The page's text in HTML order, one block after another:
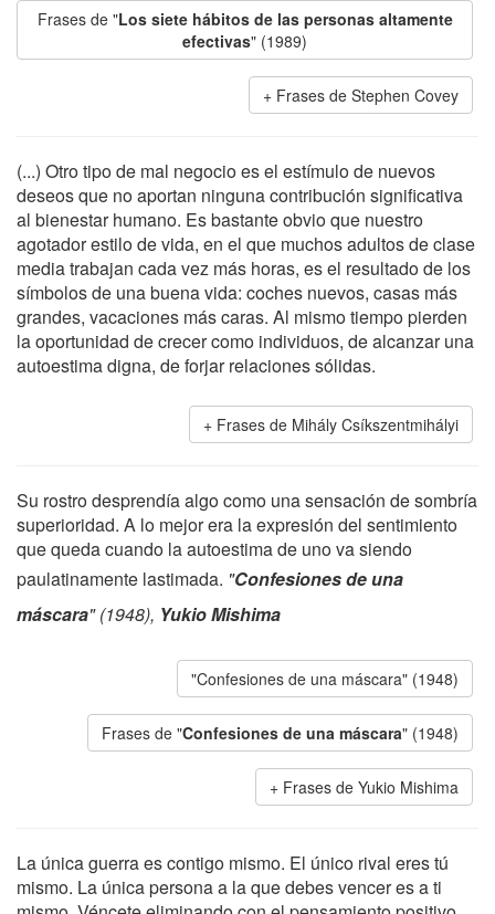
Frases de "Los siete hábitos de las personas altamente
efectivas" (1989)
Frases de Stephen Covey
(...) Otro tipo de mal negocio es el estímulo de nuevos
deseos que no aportan ninguna contribución significativa
al bienestar humano. Es bastante obvio que nuestro
agotador estilo de vida, en el que muchos adultos de clase
media trabajan cada vez más horas, es el resultado de los
símbolos de una buena vida: coches nuevos, casas más
grandes, vacaciones más caras. Al mismo tiempo pierden
la oportunidad de crecer como individuos, de alcanzar una
autoestima digna, de forjar relaciones sólidas.
Frases de Mihály Csíkszentmihályi
Su rostro desprendía algo como una sensación de sombría
superioridad. A lo mejor era la expresión del sentimiento
que queda cuando la autoestima de uno va siendo
paulatinamente lastimada. "Confesiones de una
máscara" (1948), Yukio Mishima
"Confesiones de una máscara" (1948)
Frases de "Confesiones de una máscara" (1948)
Frases de Yukio Mishima
La única guerra es contigo mismo. El único rival eres tú
mismo. La única persona a la que debes vencer es a ti